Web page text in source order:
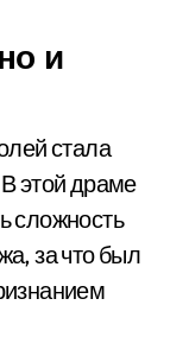
и
стала
этой драме
сложность
за что был